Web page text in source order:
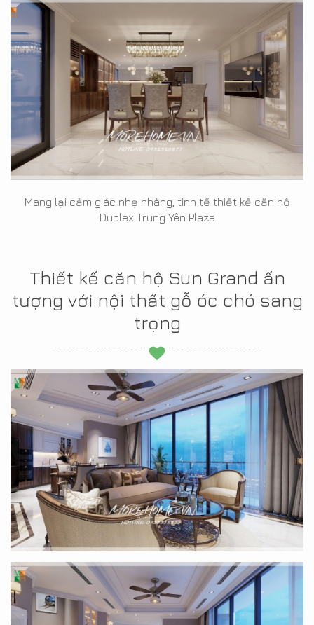
Mang lại cảm giác nhẹ nhàng, tinh tế thiết kế căn hộ
Duplex Trung Yên Plaza
Thiết kế căn hộ Sun Grand ấn
tượng với nội thất gỗ óc chó sang
trọng